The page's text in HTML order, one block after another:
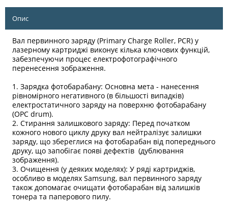
Опис
Вал первинного заряду (Primary Charge Roller, PCR) у
лазерному картриджі виконує кілька ключових функцій,
забезпечуючи процес електрофотографічного
перенесення зображення.
1. Зарядка фотобарабану: Основна мета - нанесення
рівномірного негативного (в більшості випадків)
електростатичного заряду на поверхню фотобарабану
(OPC drum).
2. Стирання залишкового заряду: Перед початком
кожного нового циклу друку вал нейтралізує залишки
заряду, що збереглися на фотобарабан від попереднього
друку, що запобігає появі дефектів (дублювання
зображення).
3. Очищення (у деяких моделях): У ряді картриджів,
особливо в моделях Samsung, вал первинного заряду
також допомагає очищати фотобарабан від залишків
тонера та паперового пилу.